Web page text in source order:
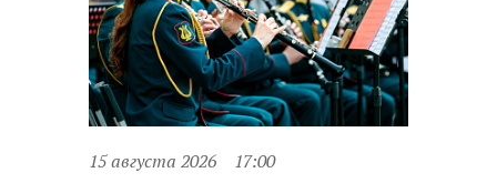
15 августа 2026 17:00